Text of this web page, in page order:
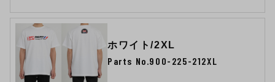
ホワイト/2XL
Parts No.900-225-212XL